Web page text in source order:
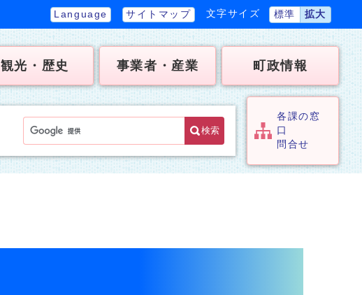
Language サイトマップ 文字サイズ 標準 拡大
観光・歴史 事業者・産業 町政情報
検索
各課の窓
口
問合せ